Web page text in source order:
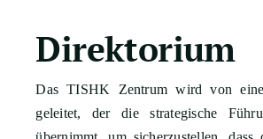
Direktorium
Das TISHK Zentrum wird von
geleitet, der die strategische